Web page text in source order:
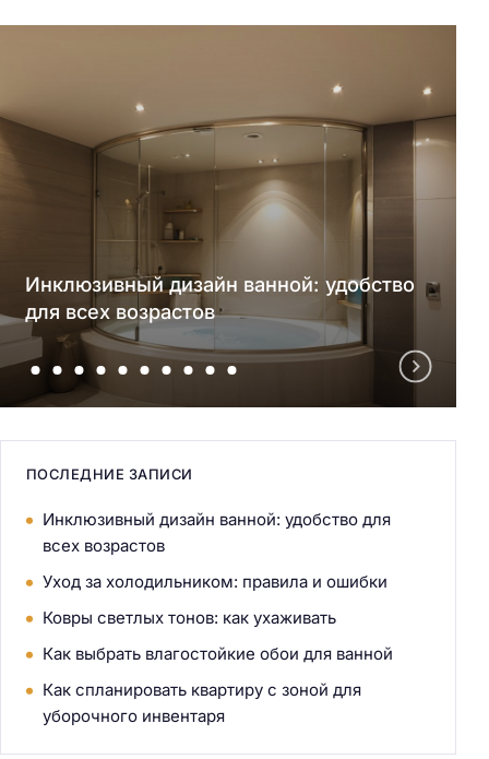
Инклюзивный дизайн ванной: удобство
для всех возрастов
ПОСЛЕДНИЕ ЗАПИСИ
Инклюзивный дизайн ванной: удобство для
всех возрастов
Уход за холодильником: правила и ошибки
Ковры светлых тонов: как ухаживать
Как выбрать влагостойкие обои для ванной
Как спланировать квартиру с зоной для
уборочного инвентаря